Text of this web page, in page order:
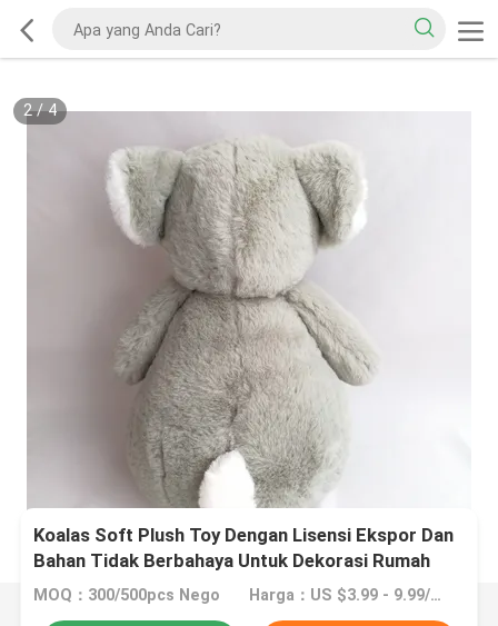
2/4
Koalas Soft Plush Toy Dengan Lisensi Ekspor Dan
Bahan Tidak Berbahaya Untuk Dekorasi Rumah
MOQ：300/500pcs Nego Harga：US $3.99 - 9.99/Piece